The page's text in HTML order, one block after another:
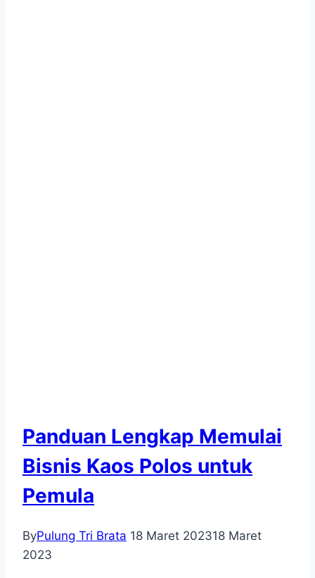
Panduan Lengkap Memulai
Bisnis Kaos Polos untuk
Pemula
ByPulung Tri Brata 18 Maret 202318 Maret
2023